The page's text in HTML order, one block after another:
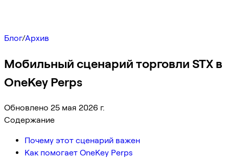
Блог/Архив
Мобильный сценарий торговли STX в
OneKey Perps
Обновлено 25 мая 2026 г.
Содержание
Почему этот сценарий важен
Как помогает OneKey Perps